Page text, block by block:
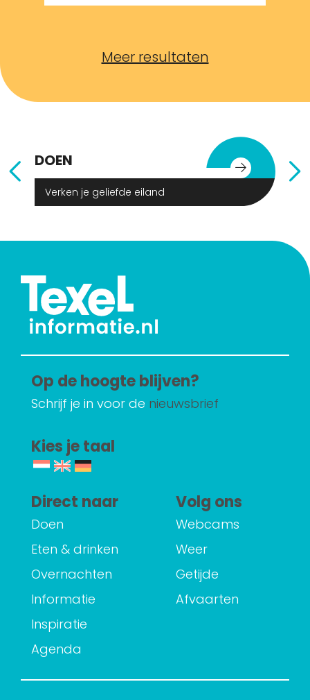
Meer resultaten
DOEN
Verken je geliefde eiland
Op de hoogte blijven?
Schrijf je in voor de nieuwsbrief
Kies je taal
Direct naar
Doen
Eten & drinken
Overnachten
Informatie
Inspiratie
Agenda
Volg ons
Webcams
Weer
Getijde
Afvaarten